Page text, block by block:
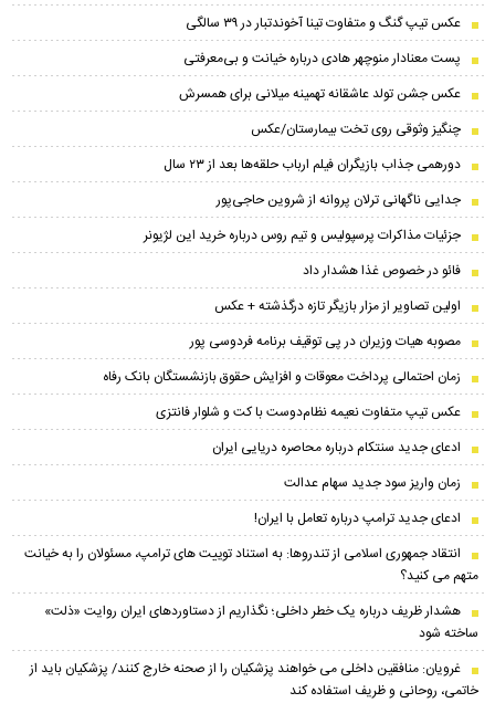
عکس تیپ گنگ و متفاوت تینا آخوندتبار در ۳۹ سالگی
پست معنادار منوچهر هادی درباره خیانت و بی‌معرفتی
عکس جشن تولد عاشقانه تهمینه میلانی برای همسرش
چنگیز وثوقی روی تخت بیمارستان/عکس
دورهمی جذاب بازیگران فیلم ارباب حلقه‌ها بعد از ۲۳ سال
جدایی ناگهانی ترلان پروانه از شروین حاجی‌پور
جزئیات مذاکرات پرسپولیس و تیم روس درباره خرید این لژیونر
فائو در خصوص غذا هشدار داد
اولین تصاویر از مزار بازیگر تازه درگذشته + عکس
مصوبه هیات وزیران در پی توقیف برنامه فردوسی پور
زمان احتمالی پرداخت معوقات و افزایش حقوق بازنشستگان بانک رفاه
عکس تیپ متفاوت نعیمه نظام‌دوست با کت و شلوار فانتزی
ادعای جدید سنتکام درباره محاصره دریایی ایران
زمان واریز سود جدید سهام عدالت
ادعای جدید ترامپ درباره تعامل با ایران!
انتقاد جمهوری اسلامی از تندروها: به استناد توییت های ترامپ، مسئولان را به خیانت
متهم می کنید؟
هشدار ظریف درباره یک خطر داخلی؛ نگذاریم از دستاوردهای ایران روایت «ذلت»
ساخته شود
غرویان: منافقین داخلی می خواهند پزشکیان را از صحنه خارج کنند/ پزشکیان باید از
خاتمی، روحانی و ظریف استفاده کند